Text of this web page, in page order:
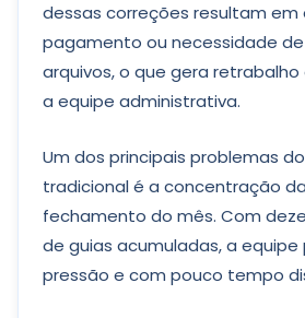
dessas correções resultam em
pagamento ou necessidade
arquivos, o que gera
a equipe administrativa.
Um dos principais problemas
tradicional é a concentração
fechamento do mês. Com
de guias acumuladas, a equipe
pressão e com pouco tempo